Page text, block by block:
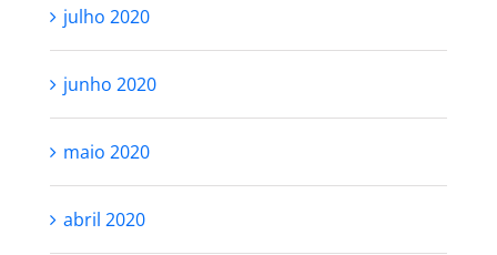
julho 2020
junho 2020
maio 2020
abril 2020